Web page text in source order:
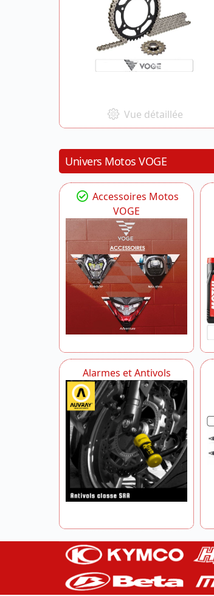
Vue détaillée
Univers Motos VOGE
Accessoires Motos
VOGE
Alarmes et Antivols